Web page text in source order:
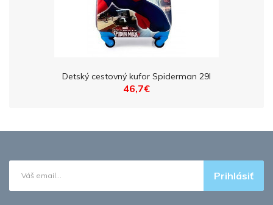
Detský cestovný kufor Spiderman 29l
46,7€
Prihlásiť